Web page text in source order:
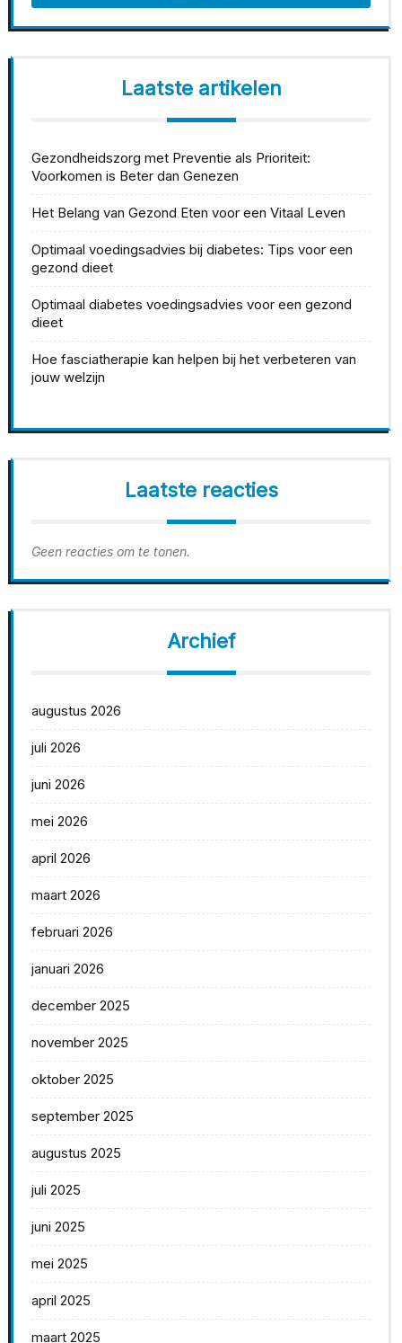
Laatste artikelen
Gezondheidszorg met Preventie als Prioriteit:
Voorkomen is Beter dan Genezen
Het Belang van Gezond Eten voor een Vitaal Leven
Optimaal voedingsadvies bij diabetes: Tips voor een
gezond dieet
Optimaal diabetes voedingsadvies voor een gezond
dieet
Hoe fasciatherapie kan helpen bij het verbeteren van
jouw welzijn
Laatste reacties
Geen reacties om te tonen.
Archief
augustus 2026
juli 2026
juni 2026
mei 2026
april 2026
maart 2026
februari 2026
januari 2026
december 2025
november 2025
oktober 2025
september 2025
augustus 2025
juli 2025
juni 2025
mei 2025
april 2025
maart 2025